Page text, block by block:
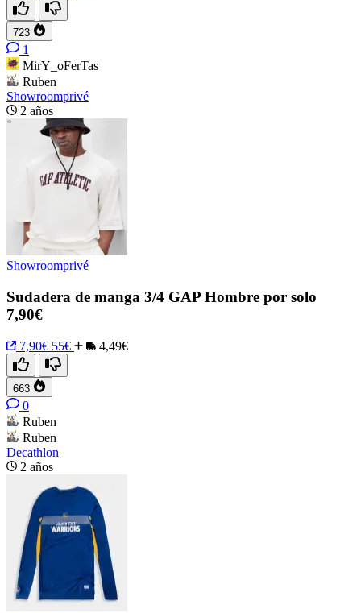
723
1
MirY_oFerTas
Ruben
Showroomprivé
2 años
Showroomprivé
Sudadera de manga 3/4 GAP Hombre por solo
7,90€
7,90€ 55€ 4,49€
663
0
Ruben
Ruben
Decathlon
2 años